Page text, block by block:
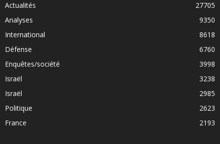
Actualités
27705
Analyses
9350
International
8618
Défense
6760
Enquêtes/société
3998
Israël
3238
Israël
2985
Politique
2623
France
2193